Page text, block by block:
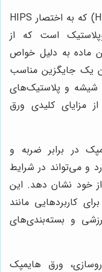
ورق هایمپک (High Impact Polystyrene) که به اختصار HIPS
است که از
ماده به دلیل خواص
یک جایگزین مناسب
شیشه و پلاستیک‌های
مزایای کلیدی ورق
در برابر ضربه و
و می‌تواند در شرایط
خود نشان دهد. این
کاربردهایی مانند
و بسته‌بندی‌های
ورق هایمپک